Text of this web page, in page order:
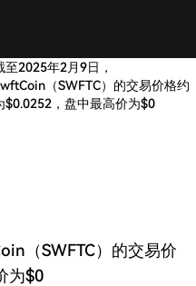
至2025年2月9日，
（SWFTC）的交易价格约
$0.0252，盘中最高价为$0
（SWFTC）的交易价
为$0